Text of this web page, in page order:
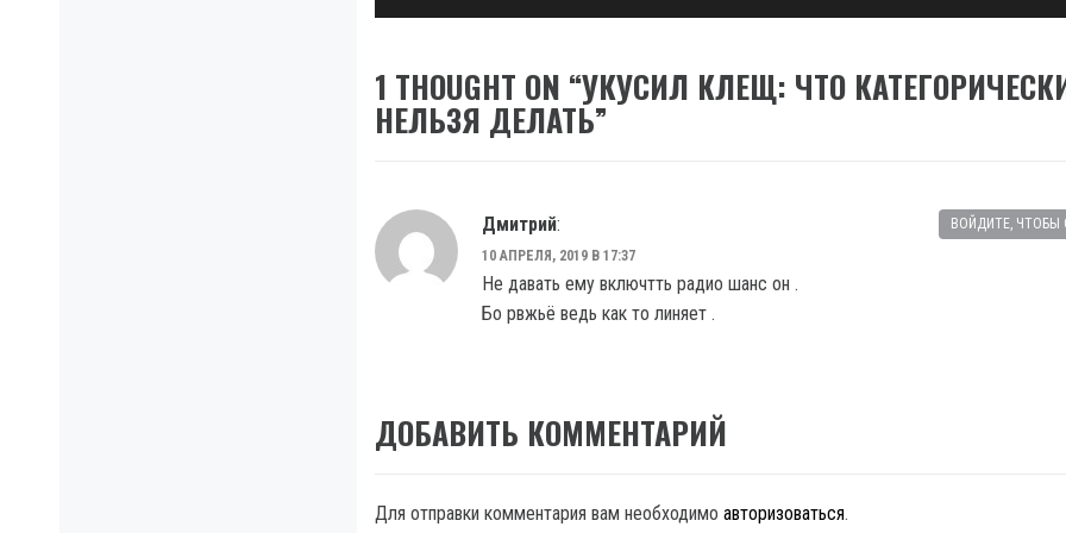
1 THOUGHT ON “УКУСИЛ КЛЕЩ: ЧТО
НЕЛЬЗЯ ДЕЛАТЬ”
Дмитрий:
10 АПРЕЛЯ, 2019 В 17:37
Не давать ему включтть радио шанс он .
Бо рвжьё ведь как то линяет .
ВОЙДИТЕ, ЧТОБЫ
ДОБАВИТЬ КОММЕНТАРИЙ
Для отправки комментария вам необходимо авторизоваться.